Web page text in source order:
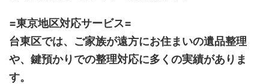
=東京地区対応サービス=
台東区では、ご家族が遠方にお住まいの遺品整理
や、鍵預かりでの整理対応に多くの実績がありま
す。